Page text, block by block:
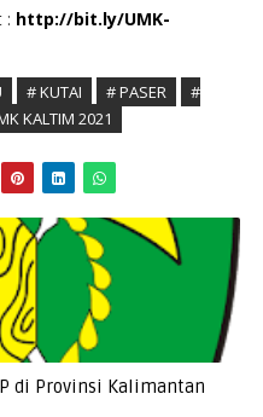
: http://bit.ly/UMK-
# KUTAI # PASER
#
KALTIM 2021
di Provinsi Kalimantan